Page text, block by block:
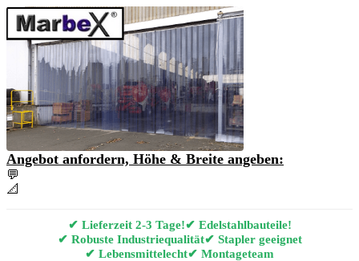
Angebot anfordern, Höhe & Breite angeben:
💬
📐
✔ Lieferzeit 2-3 Tage!✔ Edelstahlbauteile!
✔ Robuste Industriequalität✔ Stapler geeignet
✔ Lebensmittelecht✔ Montageteam